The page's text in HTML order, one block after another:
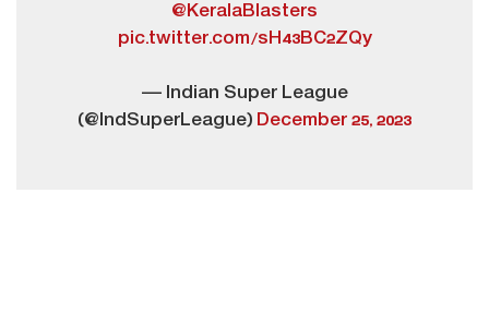
@KeralaBlasters
pic.twitter.com/sH43BC2ZQy
— Indian Super League
(@IndSuperLeague) December 25, 2023